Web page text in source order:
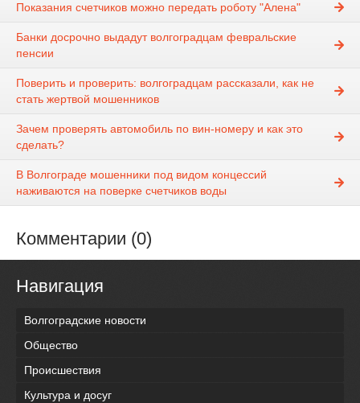
Показания счетчиков можно передать роботу "Алена"
Банки досрочно выдадут волгоградцам февральские
пенсии
Поверить и проверить: волгоградцам рассказали, как не
стать жертвой мошенников
Зачем проверять автомобиль по вин-номеру и как это
сделать?
В Волгограде мошенники под видом концессий
наживаются на поверке счетчиков воды
Комментарии (0)
Навигация
Волгоградские новости
Общество
Происшествия
Культура и досуг